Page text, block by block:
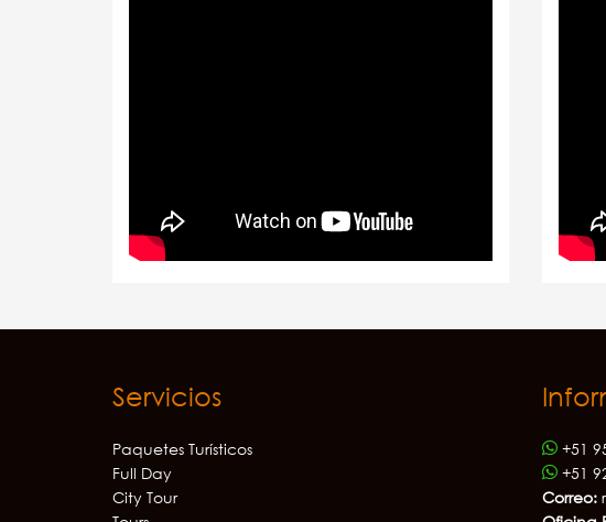
Servicios
Paquetes Turísticos
Full Day
City Tour
+51
+51
Correo: